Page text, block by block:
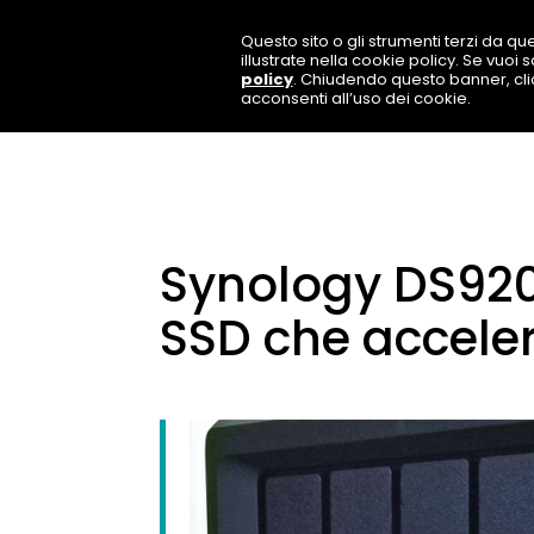
Synology
SSD che
Questo sito o gli strumenti terzi da
illustrate nella cookie policy. Se vuoi
policy. Chiudendo questo banner,
acconsenti all’uso dei cookie.